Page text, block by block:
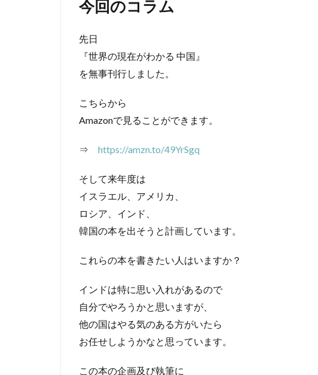
今回のコラム
先日
『世界の現在がわかる 中国』
を無事刊行しました。
こちらから
Amazonで見ることができます。
⇒ https://amzn.to/49YrSgq
そして来年度は
イスラエル、アメリカ、
ロシア、インド、
韓国の本を出そうと計画しています。
これらの本を書きたい人はいますか？
インドは特に思い入れがあるので
自分でやろうかと思いますが、
他の国はやる気のある方がいたら
お任せしようかなと思っています。
この本の企画及び執筆に